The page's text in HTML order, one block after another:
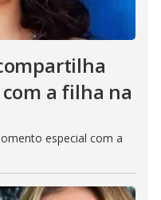
a filha na
especial com a